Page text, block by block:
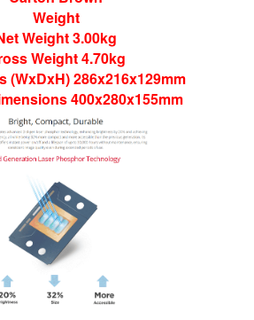
Weight
Weight 3.00kg
Weight 4.70kg
(WxDxH) 286x216x129mm
400x280x155mm